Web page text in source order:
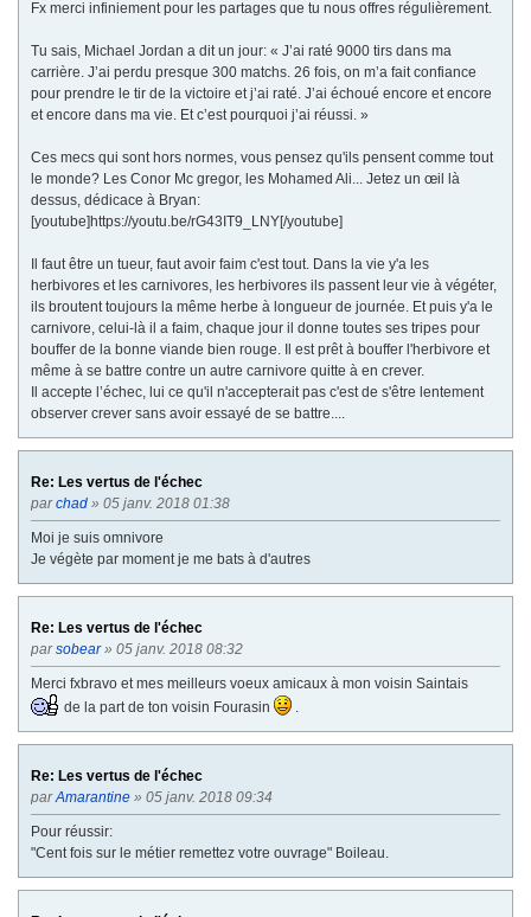
Fx merci infiniement pour les partages que tu nous offres régulièrement.
Tu sais, Michael Jordan a dit un jour: « J’ai raté 9000 tirs dans ma
carrière. J’ai perdu presque 300 matchs. 26 fois, on m’a fait confiance
pour prendre le tir de la victoire et j’ai raté. J’ai échoué encore et encore
et encore dans ma vie. Et c’est pourquoi j’ai réussi. »
Ces mecs qui sont hors normes, vous pensez qu'ils pensent comme tout
le monde? Les Conor Mc gregor, les Mohamed Ali... Jetez un œil là
dessus, dédicace à Bryan:
[youtube]https://youtu.be/rG43IT9_LNY[/youtube]
Il faut être un tueur, faut avoir faim c'est tout. Dans la vie y'a les
herbivores et les carnivores, les herbivores ils passent leur vie à végéter,
ils broutent toujours la même herbe à longueur de journée. Et puis y'a le
carnivore, celui-là il a faim, chaque jour il donne toutes ses tripes pour
bouffer de la bonne viande bien rouge. Il est prêt à bouffer l'herbivore et
même à se battre contre un autre carnivore quitte à en crever.
Il accepte l’échec, lui ce qu'il n'accepterait pas c'est de s'être lentement
observer crever sans avoir essayé de se battre....
Re: Les vertus de l'échec
parchad » 05 janv. 2018 01:38
Moi je suis omnivore
Je végète par moment je me bats à d'autres
Re: Les vertus de l'échec
parsobear» 05 janv. 2018 08:32
Merci fxbravo et mes meilleurs voeux amicaux à mon voisin Saintais
de la part de ton voisin Fourasin
.
Re: Les vertus de l'échec
parAmarantine » 05 janv. 2018 09:34
Pour réussir:
"Cent fois sur le métier remettez votre ouvrage" Boileau.